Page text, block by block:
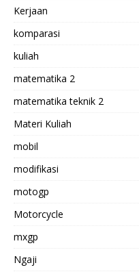
Kerjaan
komparasi
kuliah
matematika 2
matematika teknik 2
Materi Kuliah
mobil
modifikasi
motogp
Motorcycle
mxgp
Ngaji